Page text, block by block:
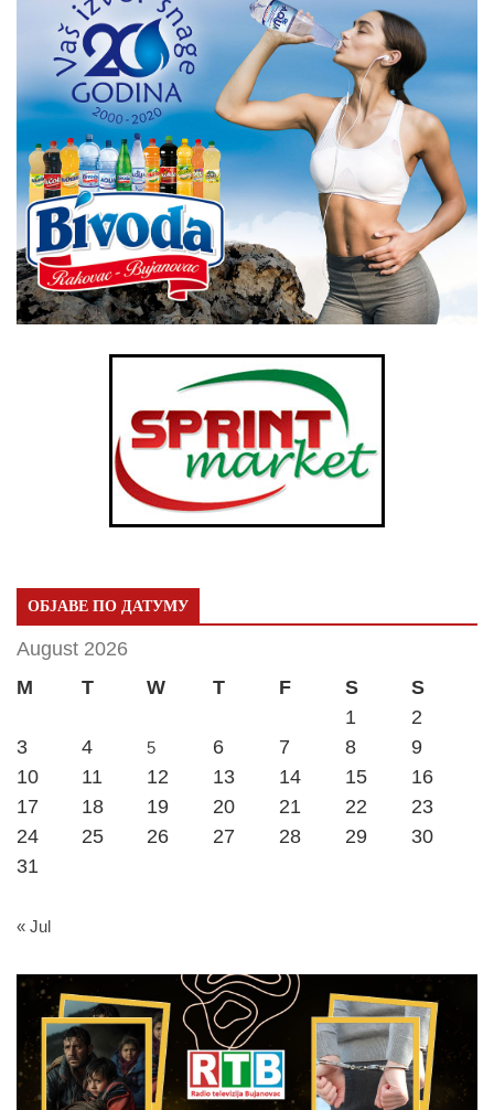
ОБЈАВЕ ПО ДАТУМУ
August 2026
M
T W T F S
S
1
2
3
4 5 6 7 8
9
10
11 12 13 14 15
16
17
18 19 20 21 22
23
24
25 26 27 28 29
30
31
« Jul